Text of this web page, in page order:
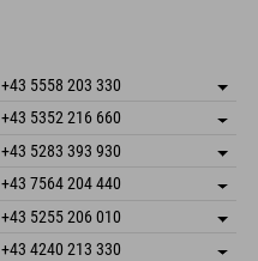
+43 5558 203 330
Adresse speichern
Buchen
+43 5352 216 660
Adresse speichern
Anreiseinfos
Buchen
+43 5283 393 930
Adresse speichern
Buchen
+43 7564 204 440
Adresse speichern
Anreiseinfos
Buchen
+43 5255 206 010
Adresse speichern
+43 4240 213 330